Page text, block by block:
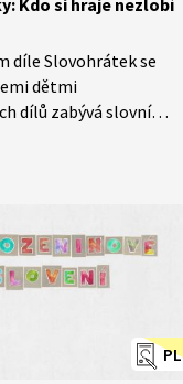
Kdo si hraje nezlobí
díle Slovohrátek se
dětmi
dílů zabývá slovními
v tomto díle
hraje nezlobí.
PL